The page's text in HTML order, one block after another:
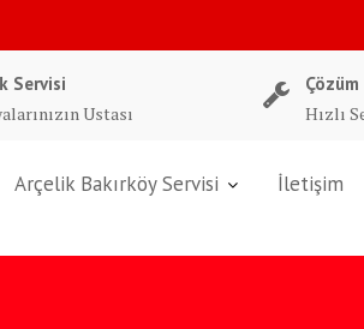
Servisi
Ustası
Çözüm
Hızlı
Arçelik Bakırköy Servisi İletişim